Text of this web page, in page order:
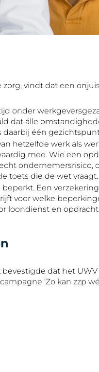
zorg, vindt dat een
onder
dat álle
één
hetzelfde werk als
mee. Wie een
toets die de wet vraagt.
Een
voor welke
loondienst en
dat het
‘Zo kan zzp